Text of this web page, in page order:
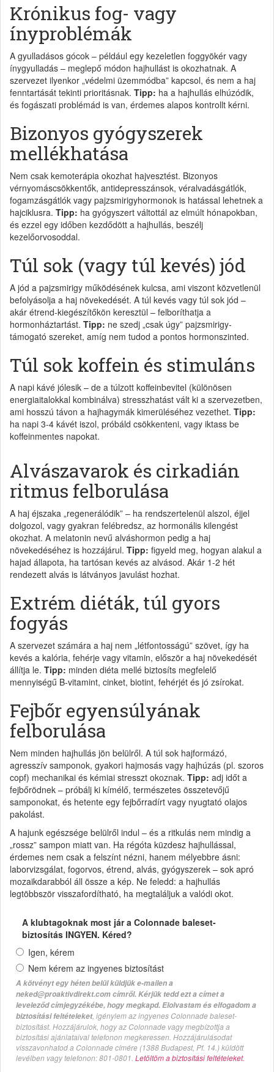
Krónikus fog- vagy
ínyproblémák
A gyulladásos gócok – például egy kezeletlen foggyökér vagy
ínygyulladás – meglepő módon hajhullást is okozhatnak. A
szervezet ilyenkor „védelmi üzemmódba” kapcsol, és nem a haj
fenntartását tekinti prioritásnak. Tipp: ha a hajhullás elhúzódik,
és fogászati problémád is van, érdemes alapos kontrollt kérni.
Bizonyos gyógyszerek
mellékhatása
Nem csak kemoterápia okozhat hajvesztést. Bizonyos
vérnyomáscsökkentők, antidepresszánsok, véralvadásgátlók,
fogamzásgátlók vagy pajzsmirigyhormonok is hatással lehetnek a
hajciklusra. Tipp: ha gyógyszert váltottál az elmúlt hónapokban,
és ezzel egy időben kezdődött a hajhullás, beszélj
kezelőorvosoddal.
Túl sok (vagy túl kevés) jód
A jód a pajzsmirigy működésének kulcsa, ami viszont közvetlenül
befolyásolja a haj növekedését. A túl kevés vagy túl sok jód –
akár étrend-kiegészítőkön keresztül – felboríthatja a
hormonháztartást. Tipp: ne szedj „csak úgy” pajzsmirigy-
támogató szereket, amíg nem tudod a pontos hormonszinted.
Túl sok koffein és stimuláns
A napi kávé jólesik – de a túlzott koffeinbevitel (különösen
energiaitalokkal kombinálva) stresszhatást vált ki a szervezetben,
ami hosszú távon a hajhagymák kimerüléséhez vezethet. Tipp:
ha napi 3-4 kávét iszol, próbáld csökkenteni, vagy iktass be
koffeinmentes napokat.
Alvászavarok és cirkadián
ritmus felborulása
A haj éjszaka „regenerálódik” – ha rendszertelenül alszol, éjjel
dolgozol, vagy gyakran felébredsz, az hormonális kilengést
okozhat. A melatonin nevű alváshormon pedig a haj
növekedéséhez is hozzájárul. Tipp: figyeld meg, hogyan alakul a
hajad állapota, ha tartósan kevés az alvásod. Akár 1-2 hét
rendezett alvás is látványos javulást hozhat.
Extrém diéták, túl gyors
fogyás
A szervezet számára a haj nem „létfontosságú” szövet, így ha
kevés a kalória, fehérje vagy vitamin, először a haj növekedését
állítja le. Tipp: minden diéta mellé biztosíts megfelelő
mennyiségű B-vitamint, cinket, biotint, fehérjét és jó zsírokat.
Fejbőr egyensúlyának
felborulása
Nem minden hajhullás jön belülről. A túl sok hajformázó,
agresszív samponok, gyakori hajmosás vagy hajhúzás (pl. szoros
copf) mechanikai és kémiai stresszt okoznak. Tipp: adj időt a
fejbőrödnek – próbálj ki kímélő, természetes összetevőjű
samponokat, és hetente egy fejbőrradírt vagy nyugtató olajos
pakolást.
A hajunk egészsége belülről indul – és a ritkulás nem mindig a
„rossz” sampon miatt van. Ha régóta küzdesz hajhullással,
érdemes nem csak a felszínt nézni, hanem mélyebbre ásni:
laborvizsgálat, fogorvos, étrend, alvás, gyógyszerek – sok apró
mozaikdarabból áll össze a kép. Ne feledd: a hajhullás
legtöbbször visszafordítható, ha megtaláljuk a valódi okot.
A klubtagoknak most jár a Colonnade baleset-
biztosítás INGYEN. Kéred?
Igen, kérem
Nem kérem az ingyenes biztosítást
A kötvényt egy héten belül küldjük e-mailen a
neked@proaktivdirekt.com címről. Kérjük tedd ezt a címet a
leveleződ címjegyzékébe, hogy megkapd. Elolvastam és elfogadom a
biztosítási feltételeket, igénylem az ingyenes Colonnade baleset-
biztosítást. Hozzájárulok, hogy az Colonnade vagy megbízottja a
biztosítási ajánlataival telefonon megkeressen. Hozzájárulásodat
visszavonhatod a Colonnade címére (1388 Budapest, Pf. 14.) küldött
levélben vagy telefonon: 801-0801. Letöltöm a biztosítási feltételeket.